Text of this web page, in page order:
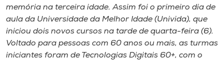
Editora
Rádio
memória na terceira idade. Assim foi o primeiro dia de
aula da Universidade da Melhor Idade (Univida), que
iniciou dois novos cursos na tarde de quarta-feira (6).
Voltado para pessoas com 60 anos ou mais, as turmas
iniciantes foram de Tecnologias Digitais 60+, com o